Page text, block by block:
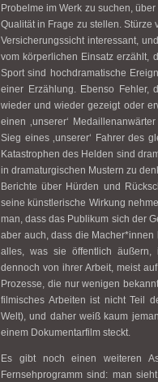
Probelme im Werk zu suchen,
Qualität in Frage zu stellen.
Versicherungssicht interessant,
vom körperlichen Einsatz erzählt,
Sport sind hochdramatische
einer Erzählung. Ebenso Fehler,
wieder und wieder gezeigt oder
einen ‚unserer‘
Sieg eines ‚unserer‘ Fahrer des
Katastrophen des Helden sind
in dramaturgischen Mustern zu
Berichte über Hürden und
seine künstlerische Wirkung
man, dass das Publikum sich der
aber auch, dass die
alles, was sie öffentlich äußern,
dennoch von ihrer Arbeit, meist
Prozesse, die nur wenigen
filmisches Arbeiten ist nicht Teil
Welt), und daher weiß kaum
einem Dokumentarfilm steckt.
Es gibt noch einen weiteren
Fernsehprogramm sind: man